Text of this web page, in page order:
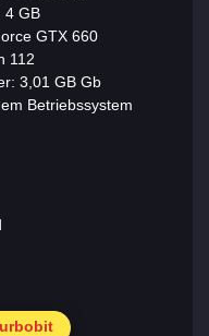
4 GB
GTX 660
112
3,01 GB Gb
Betriebssystem